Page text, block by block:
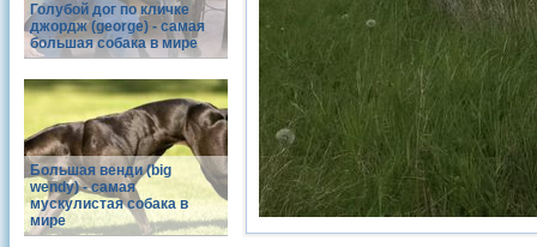
Голубой дог по кличке
джордж (george) - самая
большая собака в мире
Большая венди (big
wendy) - самая
мускулистая собака в
мире